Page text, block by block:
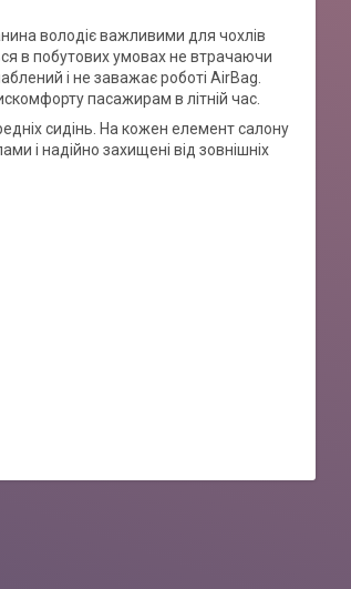
володіє важливими для чохлів
в побутових умовах не втрачаючи
і не заважає роботі AirBag.
пасажирам в літній час.
сидінь. На кожен елемент салону
і надійно захищені від зовнішніх